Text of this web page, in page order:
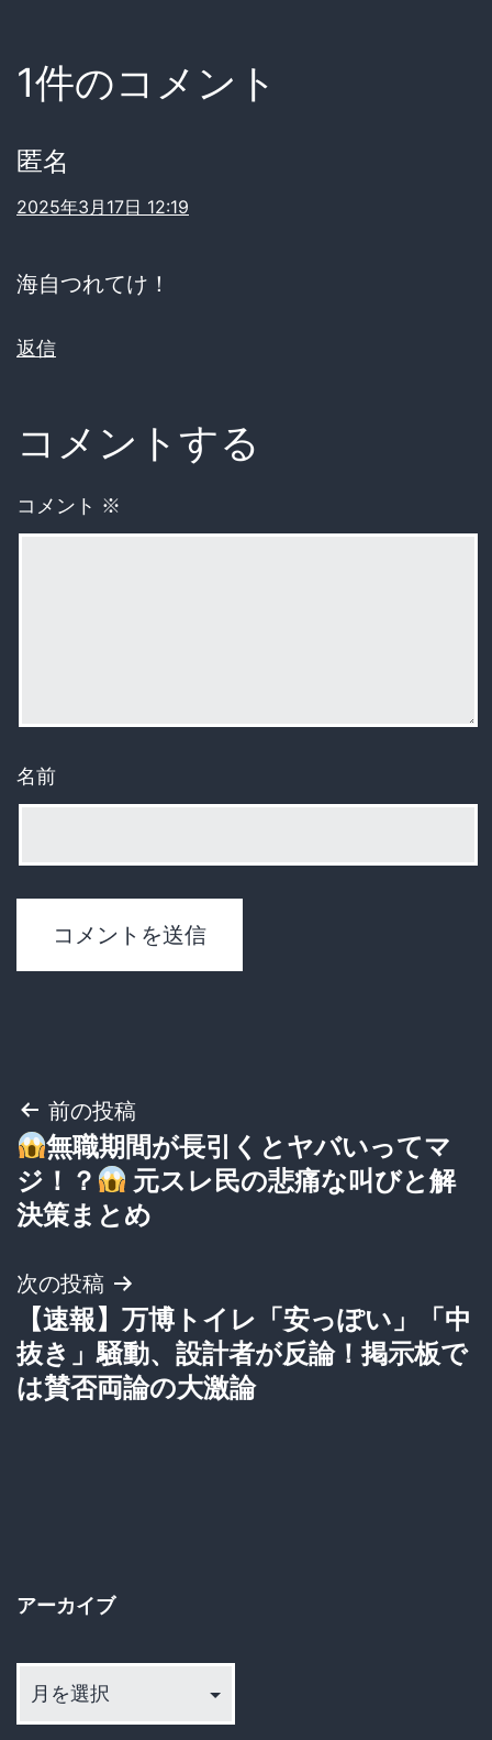
1件のコメント
匿名
2025年3月17日 12:19
海自つれてけ！
返信
コメントする
コメント ※
名前
投
稿
ナ
ビ
ゲ
ー
前の投稿
無職期間が長引くとヤバいってマ
ジ！？
元スレ民の悲痛な叫びと解
決策まとめ
次の投稿
【速報】万博トイレ「安っぽい」「中
抜き」騒動、設計者が反論！掲示板で
は賛否両論の大激論
アーカイブ
カ